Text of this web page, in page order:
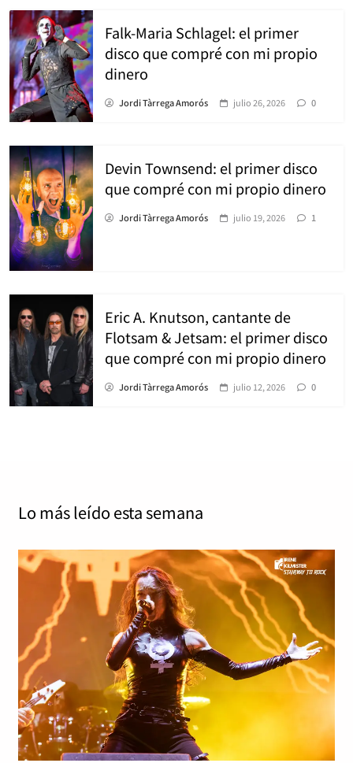
Falk-Maria Schlagel: el primer
disco que compré con mi propio
dinero
Jordi Tàrrega Amorós julio 26, 2026 0
Devin Townsend: el primer disco
que compré con mi propio dinero
Jordi Tàrrega Amorós julio 19, 2026 1
Eric A. Knutson, cantante de
Flotsam & Jetsam: el primer disco
que compré con mi propio dinero
Jordi Tàrrega Amorós julio 12, 2026 0
Lo más leído esta semana